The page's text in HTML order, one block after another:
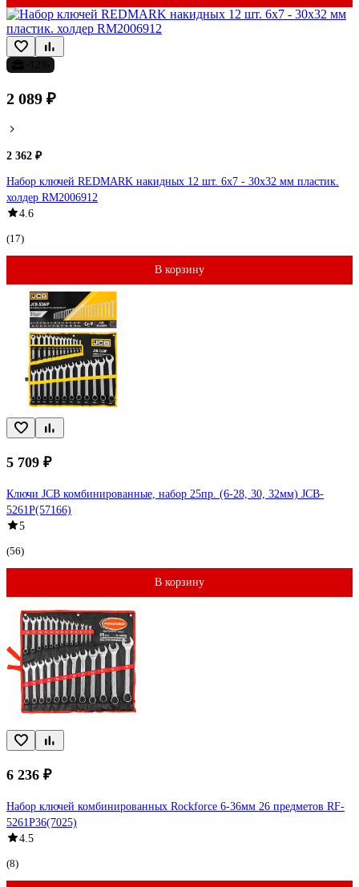
2 089 ₽
2 362 ₽
Набор ключей REDMARK накидных 12 шт. 6х7 - 30х32 мм пластик.
холдер RM2006912
4.6
(17)
В корзину
5 709 ₽
Ключи JCB комбинированные, набор 25пр. (6-28, 30, 32мм) JCB-
5261P(57166)
5
(56)
В корзину
6 236 ₽
Набор ключей комбинированных Rockforce 6-36мм 26 предметов RF-
5261P36(7025)
4.5
(8)